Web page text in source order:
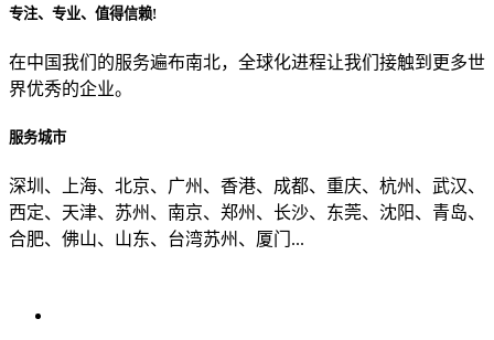
专注、专业、值得信赖!
在中国我们的服务遍布南北，全球化进程让我们接触到更多世
界优秀的企业。
服务城市
深圳、上海、北京、广州、香港、成都、重庆、杭州、武汉、
西定、天津、苏州、南京、郑州、长沙、东莞、沈阳、青岛、
合肥、佛山、山东、台湾苏州、厦门...